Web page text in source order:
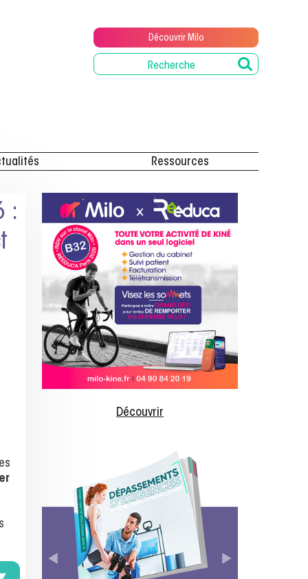
Découvrir Milo
Ressources
:
Découvrir